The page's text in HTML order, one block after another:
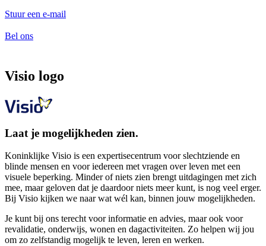
Stuur een e-mail
Bel ons
Visio logo
Laat je mogelijkheden zien.
Koninklijke Visio is een expertisecentrum voor slechtziende en
blinde mensen en voor iedereen met vragen over leven met een
visuele beperking. Minder of niets zien brengt uitdagingen met zich
mee, maar geloven dat je daardoor niets meer kunt, is nog veel erger.
Bij Visio kijken we naar wat wél kan, binnen jouw mogelijkheden.
Je kunt bij ons terecht voor informatie en advies, maar ook voor
revalidatie, onderwijs, wonen en dagactiviteiten. Zo helpen wij jou
om zo zelfstandig mogelijk te leven, leren en werken.